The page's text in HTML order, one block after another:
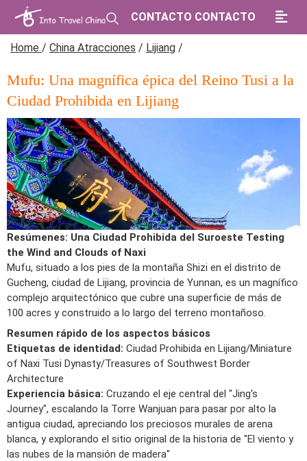
CONTACTO CONTACTO
Home / China Atracciones / Lijiang /
Mufu: Una magnífica épica del Reino Tusi a la
Ciudad Prohibida en Lijiang
Resúmenes: Una Ciudad Prohibida del Suroeste Testing
the Wind and Clouds of Naxi
Mufu, situado a los pies de la montaña Shizi en el distrito de
Gucheng, ciudad de Lijiang, provincia de Yunnan, es un magnífico
complejo arquitectónico que cubre una superficie de más de
100 acres y construido a lo largo del terreno montañoso.
Resumen rápido de los aspectos básicos
Etiquetas de identidad: Ciudad Prohibida en Lijiang/Miniature
of Naxi Tusi Dynasty/Treasures of Southwest Border
Architecture
Experiencia básica: Cruzando el eje central del "Jing's
Journey", escalando la Torre Wanjuan para pasar por alto la
antigua ciudad, apreciando los preciosos murales de arena
blanca, y explorando el sitio original de la historia de "El viento y
las nubes de la mansión de madera"